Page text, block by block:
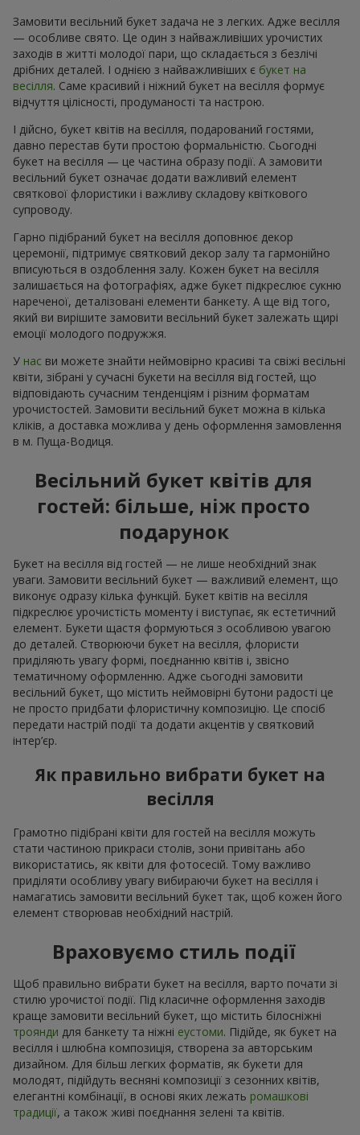
Замовити весільний букет задача не з легких. Адже весілля
— особливе свято. Це один з найважливіших урочистих
заходів в житті молодої пари, що складається з безлічі
дрібних деталей. І однією з найважливіших є букет на
весілля. Саме красивий і ніжний букет на весілля формує
відчуття цілісності, продуманості та настрою.
І дійсно, букет квітів на весілля, подарований гостями,
давно перестав бути простою формальністю. Сьогодні
букет на весілля — це частина образу події. А замовити
весільний букет означає додати важливий елемент
святкової флористики і важливу складову квіткового
супроводу.
Гарно підібраний букет на весілля доповнює декор
церемонії, підтримує святковий декор залу та гармонійно
вписуються в оздоблення залу. Кожен букет на весілля
залишається на фотографіях, адже букет підкреслює сукню
нареченої, деталізовані елементи банкету. А ще від того,
який ви вирішите замовити весільний букет залежать щирі
емоції молодого подружжя.
У нас ви можете знайти неймовірно красиві та свіжі весільні
квіти, зібрані у сучасні букети на весілля від гостей, що
відповідають сучасним тенденціям і різним форматам
урочистостей. Замовити весільний букет можна в кілька
кліків, а доставка можлива у день оформлення замовлення
в м. Пуща-Водиця.
Весільний букет квітів для
гостей: більше, ніж просто
подарунок
Букет на весілля від гостей — не лише необхідний знак
уваги. Замовити весільний букет — важливий елемент, що
виконує одразу кілька функцій. Букет квітів на весілля
підкреслює урочистість моменту і виступає, як естетичний
елемент. Букети щастя формуються з особливою увагою
до деталей. Створюючи букет на весілля, флористи
приділяють увагу формі, поєднанню квітів і, звісно
тематичному оформленню. Адже сьогодні замовити
весільний букет, що містить неймовірні бутони радості це
не просто придбати флористичну композицію. Це спосіб
передати настрій події та додати акцентів у святковий
інтер’єр.
Як правильно вибрати букет на
весілля
Грамотно підібрані квіти для гостей на весілля можуть
стати частиною прикраси столів, зони привітань або
використатись, як квіти для фотосесій. Тому важливо
приділяти особливу увагу вибираючи букет на весілля і
намагатись замовити весільний букет так, щоб кожен його
елемент створював необхідний настрій.
Враховуємо стиль події
Щоб правильно вибрати букет на весілля, варто почати зі
стилю урочистої події. Під класичне оформлення заходів
краще замовити весільний букет, що містить білосніжні
троянди для банкету та ніжні еустоми. Підійде, як букет на
весілля і шлюбна композиція, створена за авторським
дизайном. Для більш легких форматів, як букети для
молодят, підійдуть весняні композиції з сезонних квітів,
елегантні комбінації, в основі яких лежать ромашкові
традиції, а також живі поєднання зелені та квітів.